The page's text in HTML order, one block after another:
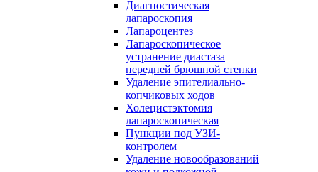
Диагностическая
лапароскопия
Лапароцентез
Лапароскопическое
устранение диастаза
передней брюшной стенки
Удаление эпителиально-
копчиковых ходов
Холецистэктомия
лапароскопическая
Пункции под УЗИ-
контролем
Удаление новообразований